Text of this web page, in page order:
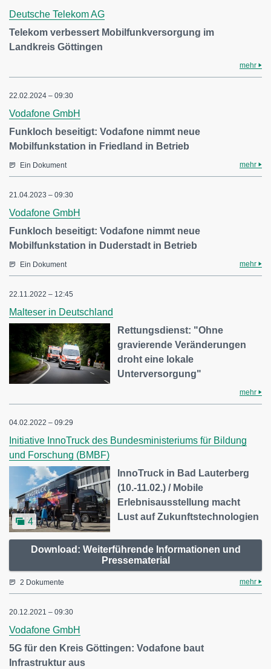
Deutsche Telekom AG
Telekom verbessert Mobilfunkversorgung im
Landkreis Göttingen
mehr
22.02.2024 – 09:30
Vodafone GmbH
Funkloch beseitigt: Vodafone nimmt neue
Mobilfunkstation in Friedland in Betrieb
Ein Dokument mehr
21.04.2023 – 09:30
Vodafone GmbH
Funkloch beseitigt: Vodafone nimmt neue
Mobilfunkstation in Duderstadt in Betrieb
Ein Dokument mehr
22.11.2022 – 12:45
Malteser in Deutschland
Rettungsdienst: "Ohne
gravierende Veränderungen
droht eine lokale
Unterversorgung"
mehr
04.02.2022 – 09:29
Initiative InnoTruck des Bundesministeriums für Bildung
und Forschung (BMBF)
4
InnoTruck in Bad Lauterberg
(10.-11.02.) / Mobile
Erlebnisausstellung macht
Lust auf Zukunftstechnologien
Download: Weiterführende Informationen und
Pressematerial
2 Dokumente mehr
20.12.2021 – 09:30
Vodafone GmbH
5G für den Kreis Göttingen: Vodafone baut
Infrastruktur aus